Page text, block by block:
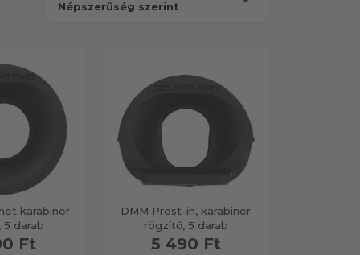
karabiner
5 darab
Ft
DMM Prest-in, karabiner
rögzítő, 5 darab
5 490 Ft